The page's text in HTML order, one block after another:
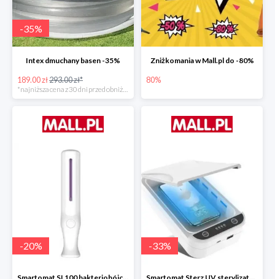
-35%
Intex dmuchany basen -35%
189.00 zł293.00 zł*
Zniżkomania w Mall.pl do -80%
80%
-20% -33%